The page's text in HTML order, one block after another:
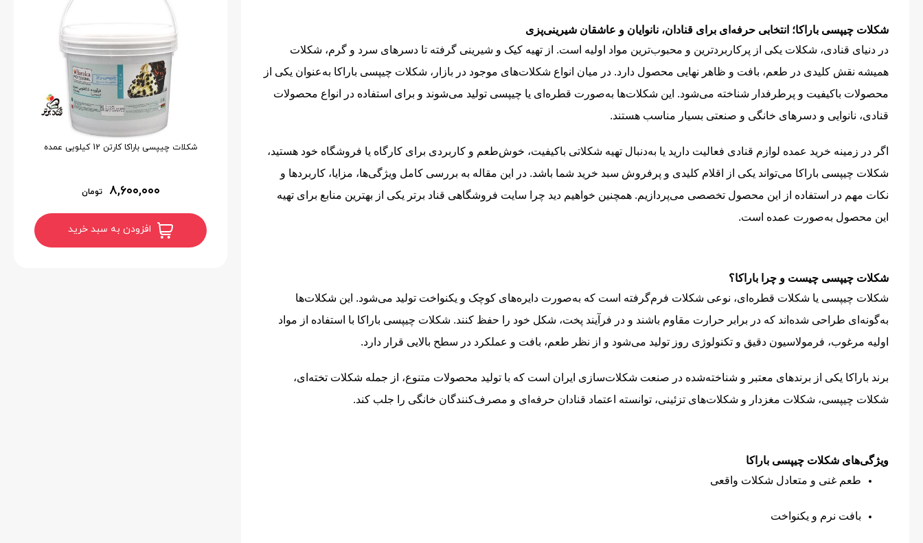
شکلات چیپسی باراکا؛ انتخابی حرفه‌ای برای قنادان، نانوایان و عاشقان شیرینی‌پزی
در دنیای قنادی، شکلات یکی از پرکاربردترین و محبوب‌ترین مواد اولیه است. از تهیه کیک و شیرینی گرفته تا دسرهای سرد و گرم، شکلات
همیشه نقش کلیدی در طعم، بافت و ظاهر نهایی محصول دارد. در میان انواع شکلات‌های موجود در بازار، شکلات چیپسی باراکا به‌عنوان یکی از
محصولات باکیفیت و پرطرفدار شناخته می‌شود. این شکلات‌ها به‌صورت قطره‌ای یا چیپسی تولید می‌شوند و برای استفاده در انواع محصولات
قنادی، نانوایی و دسرهای خانگی و صنعتی بسیار مناسب هستند.
اگر در زمینه خرید عمده لوازم قنادی فعالیت دارید یا به‌دنبال تهیه شکلاتی باکیفیت، خوش‌طعم و کاربردی برای کارگاه یا فروشگاه خود هستید،
شکلات چیپسی باراکا می‌تواند یکی از اقلام کلیدی و پرفروش سبد خرید شما باشد. در این مقاله به بررسی کامل ویژگی‌ها، مزایا، کاربردها و
نکات مهم در استفاده از این محصول تخصصی می‌پردازیم. همچنین خواهیم دید چرا سایت فروشگاهی قناد برتر یکی از بهترین منابع برای تهیه
این محصول به‌صورت عمده است.
شکلات چیپسی چیست و چرا باراکا؟
شکلات چیپسی یا شکلات قطره‌ای، نوعی شکلات فرم‌گرفته است که به‌صورت دایره‌های کوچک و یکنواخت تولید می‌شود. این شکلات‌ها
به‌گونه‌ای طراحی شده‌اند که در برابر حرارت مقاوم باشند و در فرآیند پخت، شکل خود را حفظ کنند. شکلات چیپسی باراکا با استفاده از مواد
اولیه مرغوب، فرمولاسیون دقیق و تکنولوژی روز تولید می‌شود و از نظر طعم، بافت و عملکرد در سطح بالایی قرار دارد.
برند باراکا یکی از برندهای معتبر و شناخته‌شده در صنعت شکلات‌سازی ایران است که با تولید محصولات متنوع، از جمله شکلات تخته‌ای،
شکلات چیپسی، شکلات مغزدار و شکلات‌های تزئینی، توانسته اعتماد قنادان حرفه‌ای و مصرف‌کنندگان خانگی را جلب کند.
ویژگی‌های شکلات چیپسی باراکا
طعم غنی و متعادل شکلات واقعی
بافت نرم و یکنواخت
شکلات چیپسی باراکا کارتن 12 کیلویی عمده
۸,۶۰۰,۰۰۰ تومان
افزودن به سبد خرید